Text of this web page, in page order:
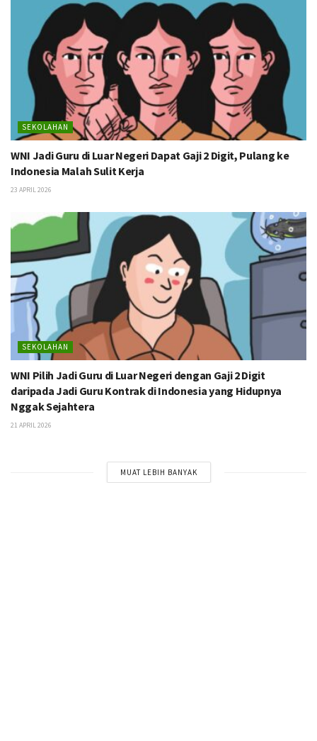
SEKOLAHAN
WNI Jadi Guru di Luar Negeri Dapat Gaji 2 Digit, Pulang ke
Indonesia Malah Sulit Kerja
23 APRIL 2026
SEKOLAHAN
WNI Pilih Jadi Guru di Luar Negeri dengan Gaji 2 Digit
daripada Jadi Guru Kontrak di Indonesia yang Hidupnya
Nggak Sejahtera
21 APRIL 2026
MUAT LEBIH BANYAK